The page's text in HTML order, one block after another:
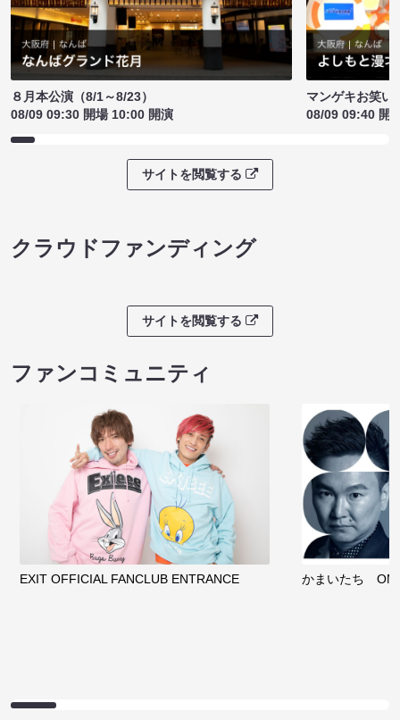
８月本公演（8/1～8/23）
08/09 09:30 開場 10:00 開演
マンゲキお笑い
08/09 09:40 開
サイトを閲覧する
クラウドファンディング
サイトを閲覧する
ファンコミュニティ
EXIT OFFICIAL FANCLUB ENTRANCE かまいたち